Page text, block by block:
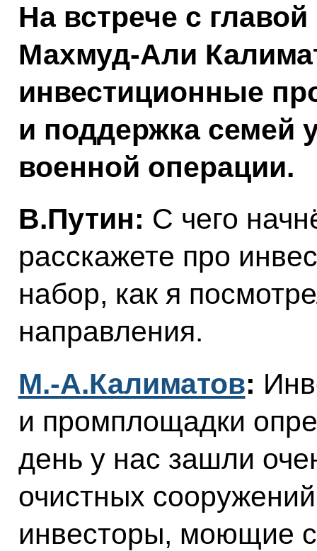
На встрече с
Махмуд-Али
инвестиционные
и поддержка семей
военной операции.
В.Путин: С чего
расскажете про
набор, как я
направления.
М.-А.Калиматов:
и промплощадки
день у нас зашли
очистных
инвесторы, моющие